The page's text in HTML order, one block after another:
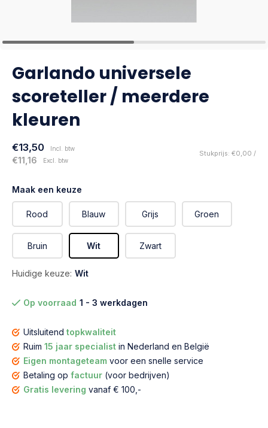
Garlando universele
scoreteller / meerdere
kleuren
€13,50 Incl. btw
€11,16 Excl. btw
Stukprijs: €0,00 /
Maak een keuze
Rood Blauw Grijs Groen
Bruin Wit Zwart
Huidige keuze: Wit
Op voorraad 1 - 3 werkdagen
Uitsluitend topkwaliteit
Ruim 15 jaar specialist in Nederland en België
Eigen montageteam voor een snelle service
Betaling op factuur (voor bedrijven)
Gratis levering vanaf € 100,-